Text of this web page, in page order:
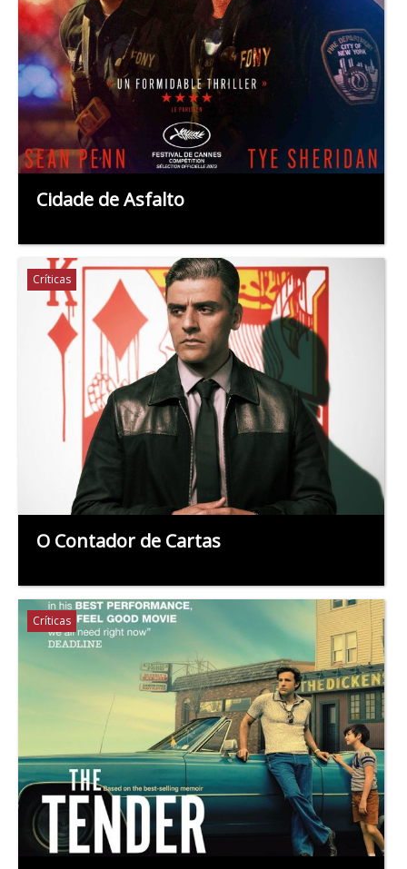
Cidade de Asfalto
Críticas
O Contador de Cartas
Críticas